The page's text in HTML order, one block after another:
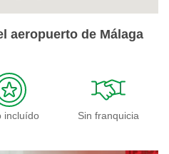
aeropuerto de Málaga
incluído Sin franquicia